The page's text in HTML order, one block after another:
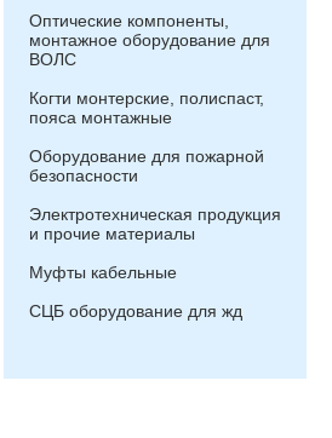
Оптические компоненты,
монтажное оборудование для
ВОЛС
Когти монтерские, полиспаст,
пояса монтажные
Оборудование для пожарной
безопасности
Электротехническая продукция
и прочие материалы
Муфты кабельные
СЦБ оборудование для жд